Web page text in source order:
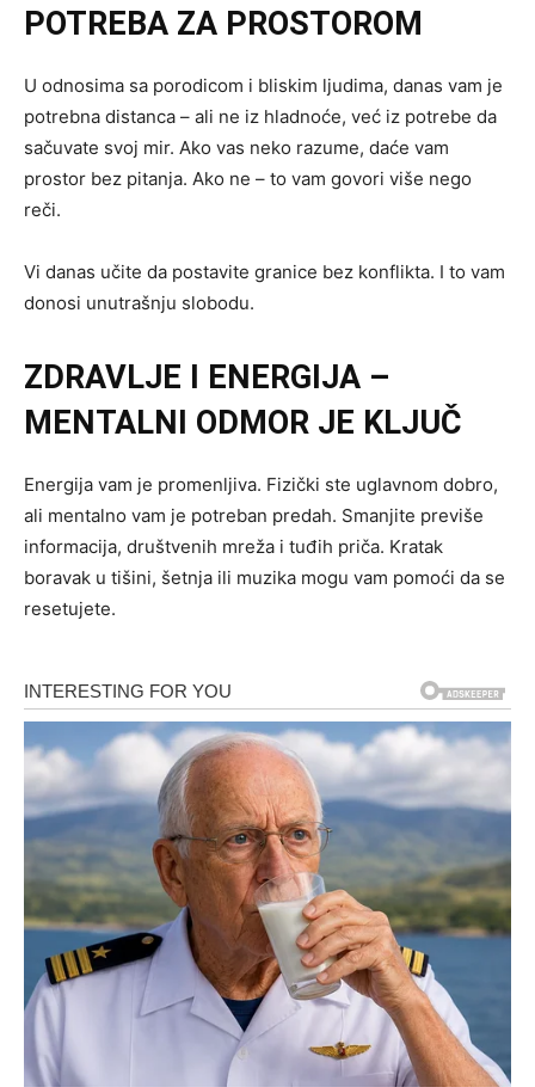
POTREBA ZA PROSTOROM
U odnosima sa porodicom i bliskim ljudima, danas vam je
potrebna distanca – ali ne iz hladnoće, već iz potrebe da
sačuvate svoj mir. Ako vas neko razume, daće vam
prostor bez pitanja. Ako ne – to vam govori više nego
reči.
Vi danas učite da postavite granice bez konflikta. I to vam
donosi unutrašnju slobodu.
ZDRAVLJE I ENERGIJA –
MENTALNI ODMOR JE KLJUČ
Energija vam je promenljiva. Fizički ste uglavnom dobro,
ali mentalno vam je potreban predah. Smanjite previše
informacija, društvenih mreža i tuđih priča. Kratak
boravak u tišini, šetnja ili muzika mogu vam pomoći da se
resetujete.